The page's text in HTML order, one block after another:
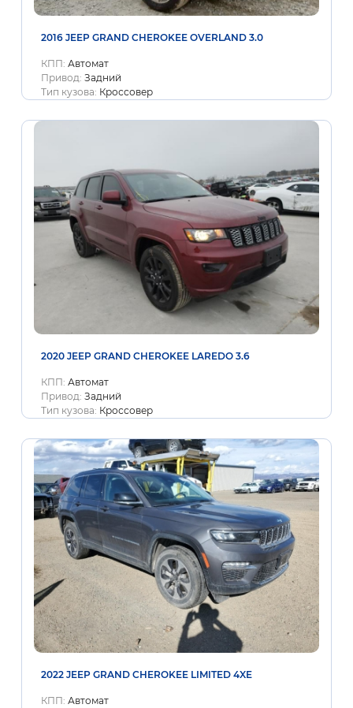
2016 JEEP GRAND CHEROKEE OVERLAND 3.0
КПП: Автомат
Привод: Задний
Тип кузова: Кроссовер
2020 JEEP GRAND CHEROKEE LAREDO 3.6
КПП: Автомат
Привод: Задний
Тип кузова: Кроссовер
2022 JEEP GRAND CHEROKEE LIMITED 4XE
КПП: Автомат